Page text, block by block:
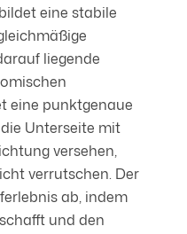
eine stabile
liegende
eine punktgenaue
Unterseite mit
versehen,
verrutschen. Der
ab, indem
und den